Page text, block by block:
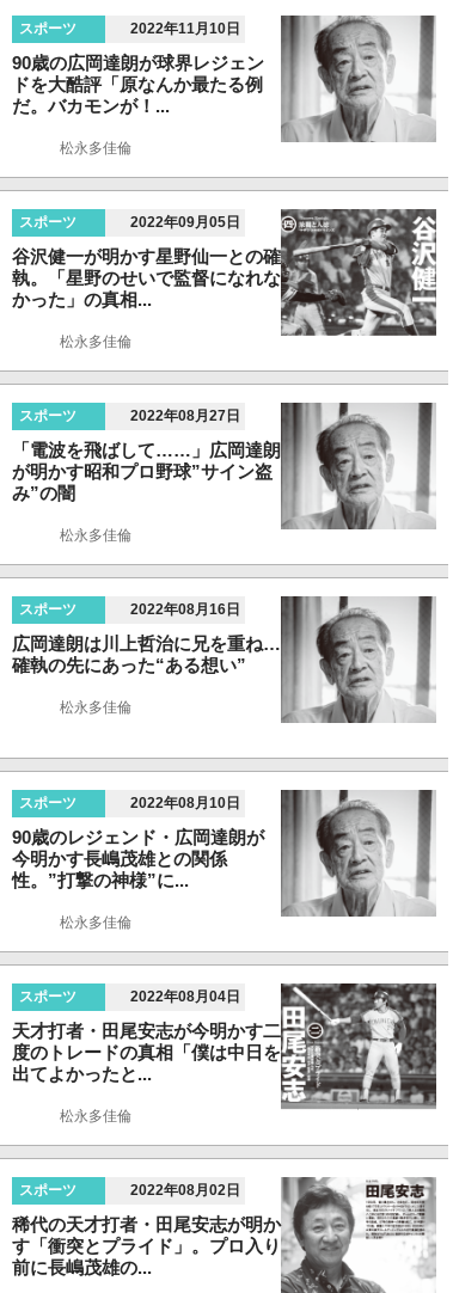
スポーツ 2022年11月10日
90歳の広岡達朗が球界レジェン
ドを大酷評「原なんか最たる例
だ。バカモンが！...
松永多佳倫
スポーツ 2022年09月05日
谷沢健一が明かす星野仙一との確
執。「星野のせいで監督になれな
かった」の真相...
松永多佳倫
スポーツ 2022年08月27日
「電波を飛ばして……」広岡達朗
が明かす昭和プロ野球”サイン盗
み”の闇
松永多佳倫
スポーツ 2022年08月16日
広岡達朗は川上哲治に兄を重ね…
確執の先にあった“ある想い”
松永多佳倫
スポーツ 2022年08月10日
90歳のレジェンド・広岡達朗が
今明かす長嶋茂雄との関係
性。”打撃の神様”に...
松永多佳倫
スポーツ 2022年08月04日
天才打者・田尾安志が今明かす二
度のトレードの真相「僕は中日を
出てよかったと...
松永多佳倫
スポーツ 2022年08月02日
稀代の天才打者・田尾安志が明か
す「衝突とプライド」。プロ入り
前に長嶋茂雄の...